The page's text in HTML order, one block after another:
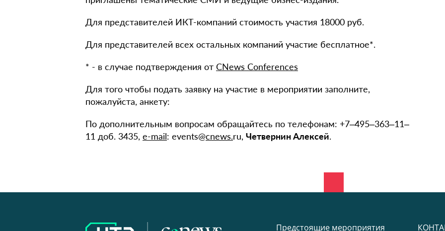
Для представителей ИКТ-компаний стоимость участия 18000 руб.
Для представителей всех остальных компаний участие бесплатное*.
* - в случае подтверждения от CNews Conferences
Для того чтобы подать заявку на участие в мероприятии заполните,
пожалуйста, анкету:
По дополнительным вопросам обращайтесь по телефонам: +7–495–363–11–
11 доб. 3435, e-mail: events@cnews.ru, Четвернин Алексей.
Предстоящие мероприятия